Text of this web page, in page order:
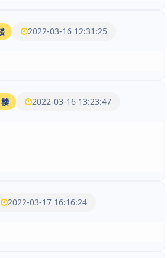
2022-03-16 12:31:25
2022-03-16 13:23:47
2022-03-17 16:16:24